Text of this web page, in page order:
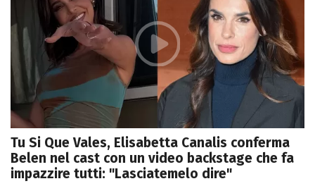
Tu Si Que Vales, Elisabetta Canalis conferma
Belen nel cast con un video backstage che fa
impazzire tutti: "Lasciatemelo dire"